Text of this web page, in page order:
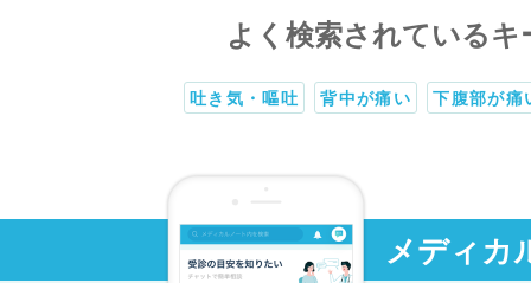
よく検索されているキ
吐き気・嘔吐 背中が痛い 下腹部が痛
メディカ